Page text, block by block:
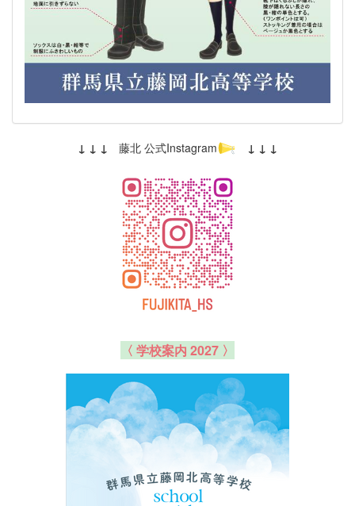
↓ ↓ ↓ 藤北 公式Instagram ↓ ↓ ↓
〈 学校案内 2027 〉